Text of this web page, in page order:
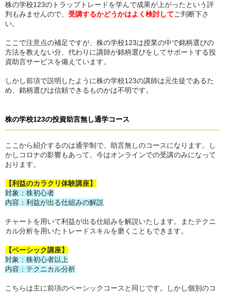
株の学校123のトラップトレードを学んで成果が上がったという評
判もみませんので、 受講するかどうかはよく検討してご判断下さ
い。
ここで注意点の補足ですが、株の学校123は授業の中で銘柄選びの
方法を教えない分、代わりに講師が銘柄選びをしてサポートする投
資助言サービスを備えています。
しかし前項で説明したように株の学校123の講師は元生徒であるた
め、銘柄選びは信頼できるものかは不明です。
株の学校123の投資助言無し通学コース
ここから紹介するのは通学制で、助言無しのコースになります。し
かしコロナの影響もあって、今はオンラインでの受講のみになって
おります。
【利益のカラクリ体験講座】
対象：株初心者
内容：利益が出る仕組みの解説
チャートを用いて利益が出る仕組みを解説いたします。またテクニ
カル分析を用いたトレードスキルを磨くこともできます。
【ベーシック講座】
対象：株初心者以上
内容：テクニカル分析
こちらは主に前項のベーシックコースと同じです。しかし個別のコ